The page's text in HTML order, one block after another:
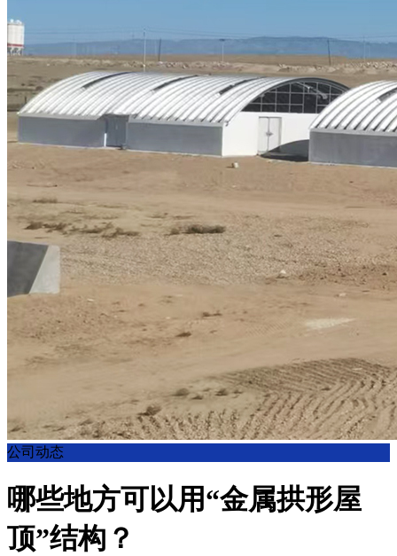
公司动态
哪些地方可以用“金属拱形屋
顶”结构？